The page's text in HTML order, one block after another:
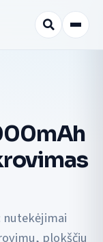
nutekėjimai
plokščiu